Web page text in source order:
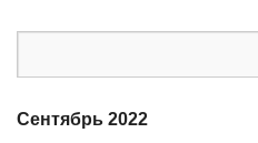
Сентябрь 2022